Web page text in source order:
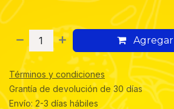
Términos y condiciones
Grantía de devolución de 30 días
Envío: 2-3 días hábiles